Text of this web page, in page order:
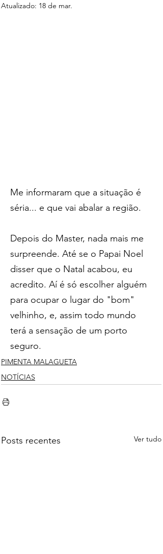
Atualizado: 18 de mar.
Me informaram que a situação é
séria... e que vai abalar a região.
Depois do Master, nada mais me
surpreende. Até se o Papai Noel
disser que o Natal acabou, eu
acredito. Aí é só escolher alguém
para ocupar o lugar do "bom"
velhinho, e, assim todo mundo
terá a sensação de um porto
seguro.
PIMENTA MALAGUETA
NOTÍCIAS
Posts recentes Ver tudo